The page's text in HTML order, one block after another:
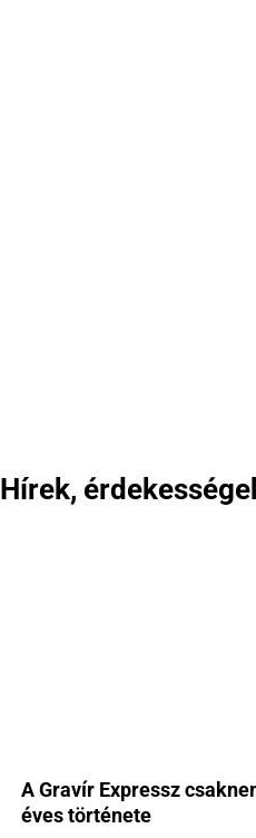
Hírek,
A Gravír Expressz
éves története